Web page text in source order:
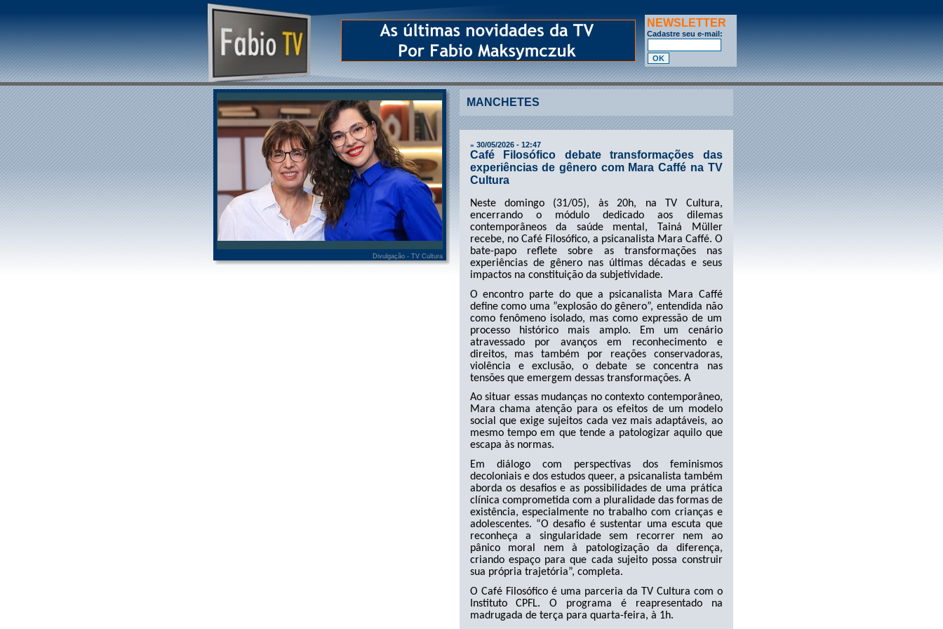
NEWSLETTER
Cadastre seu e-mail:
Divulgação - TV Cultura
MANCHETES
» 30/05/2026 - 12:47
Café Filosófico debate transformações das
experiências de gênero com Mara Caffé na TV
Cultura
Neste domingo (31/05), às 20h, na TV Cultura,
encerrando o módulo dedicado aos dilemas
contemporâneos da saúde mental, Tainá Müller
recebe, no Café Filosófico, a psicanalista Mara Caffé. O
bate-papo reflete sobre as transformações nas
experiências de gênero nas últimas décadas e seus
impactos na constituição da subjetividade.
O encontro parte do que a psicanalista Mara Caffé
define como uma ”explosão do gênero”, entendida não
como fenômeno isolado, mas como expressão de um
processo histórico mais amplo. Em um cenário
atravessado por avanços em reconhecimento e
direitos, mas também por reações conservadoras,
violência e exclusão, o debate se concentra nas
tensões que emergem dessas transformações. A
Ao situar essas mudanças no contexto contemporâneo,
Mara chama atenção para os efeitos de um modelo
social que exige sujeitos cada vez mais adaptáveis, ao
mesmo tempo em que tende a patologizar aquilo que
escapa às normas.
Em diálogo com perspectivas dos feminismos
decoloniais e dos estudos queer, a psicanalista também
aborda os desafios e as possibilidades de uma prática
clínica comprometida com a pluralidade das formas de
existência, especialmente no trabalho com crianças e
adolescentes. “O desafio é sustentar uma escuta que
reconheça a singularidade sem recorrer nem ao
pânico moral nem à patologização da diferença,
criando espaço para que cada sujeito possa construir
sua própria trajetória”, completa.
O Café Filosófico é uma parceria da TV Cultura com o
Instituto CPFL. O programa é reapresentado na
madrugada de terça para quarta-feira, à 1h.